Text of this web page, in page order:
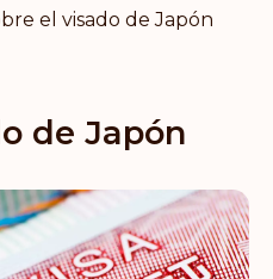
el visado de Japón
de Japón